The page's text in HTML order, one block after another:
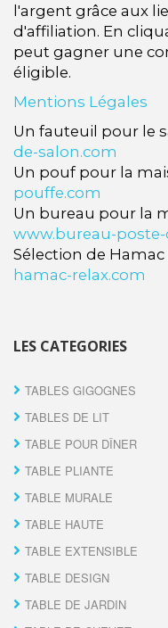
l'argent grâce aux
d'affiliation. En
peut gagner une
éligible.
Mentions Légales
Un fauteuil pour le
de-salon.com
Un pouf pour la
pouffe.com
Un bureau pour la
www.bureau-
Sélection de
hamac-relax.com
LES CATEGORIES
TABLES GIGOGNES
TABLES DE LIT
TABLE POUR DÎNER
TABLE PLIANTE
TABLE MURALE
TABLE HAUTE
TABLE EXTENSIBLE
TABLE DESIGN
TABLE DE JARDIN